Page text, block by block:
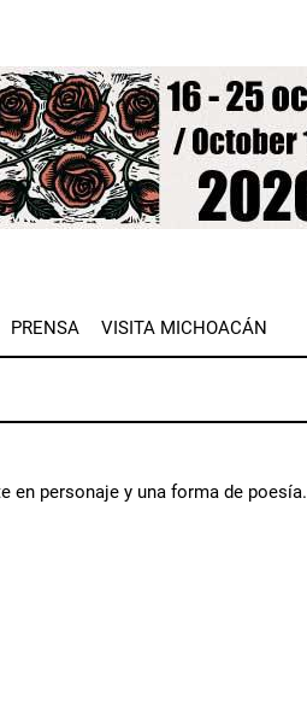
PRENSA VISITA MICHOACÁN
en personaje y una forma de poesía.